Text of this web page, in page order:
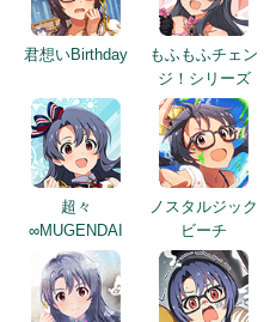
君想いBirthday
もふもふチェン
ジ！シリーズ
超々
∞MUGENDAI
ノスタルジック
ビーチ